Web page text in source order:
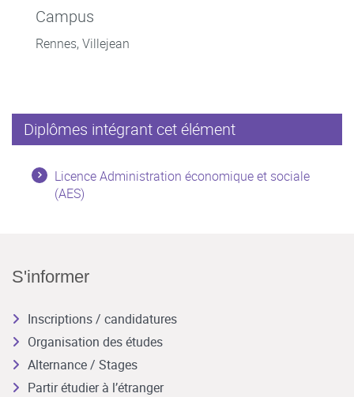
Campus
Rennes, Villejean
Diplômes intégrant cet élément
Licence Administration économique et sociale
(AES)
S'informer
Inscriptions / candidatures
Organisation des études
Alternance / Stages
Partir étudier à l’étranger